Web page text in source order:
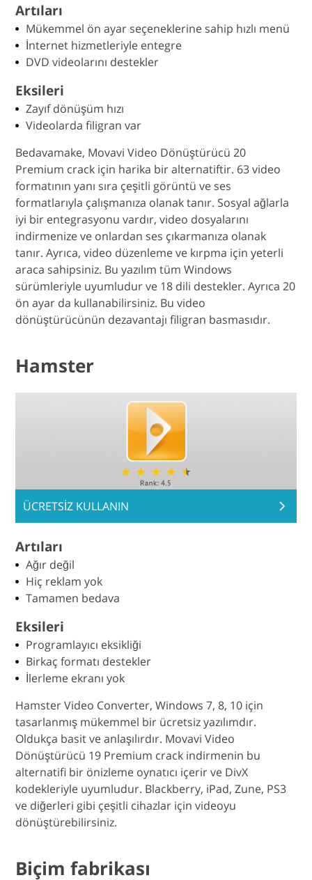
Artıları
Mükemmel ön ayar seçeneklerine sahip hızlı menü
İnternet hizmetleriyle entegre
DVD videolarını destekler
Eksileri
Zayıf dönüşüm hızı
Videolarda filigran var
Bedavamake, Movavi Video Dönüştürücü 20
Premium crack için harika bir alternatiftir. 63 video
formatının yanı sıra çeşitli görüntü ve ses
formatlarıyla çalışmanıza olanak tanır. Sosyal ağlarla
iyi bir entegrasyonu vardır, video dosyalarını
indirmenize ve onlardan ses çıkarmanıza olanak
tanır. Ayrıca, video düzenleme ve kırpma için yeterli
araca sahipsiniz. Bu yazılım tüm Windows
sürümleriyle uyumludur ve 18 dili destekler. Ayrıca 20
ön ayar da kullanabilirsiniz. Bu video
dönüştürücünün dezavantajı filigran basmasıdır.
Hamster
ÜCRETSİZ KULLANIN
Artıları
Ağır değil
Hiç reklam yok
Tamamen bedava
Eksileri
Programlayıcı eksikliği
Birkaç formatı destekler
İlerleme ekranı yok
Hamster Video Converter, Windows 7, 8, 10 için
tasarlanmış mükemmel bir ücretsiz yazılımdır.
Oldukça basit ve anlaşılırdır. Movavi Video
Dönüştürücü 19 Premium crack indirmenin bu
alternatifi bir önizleme oynatıcı içerir ve DivX
kodekleriyle uyumludur. Blackberry, iPad, Zune, PS3
ve diğerleri gibi çeşitli cihazlar için videoyu
dönüştürebilirsiniz.
Biçim fabrikası